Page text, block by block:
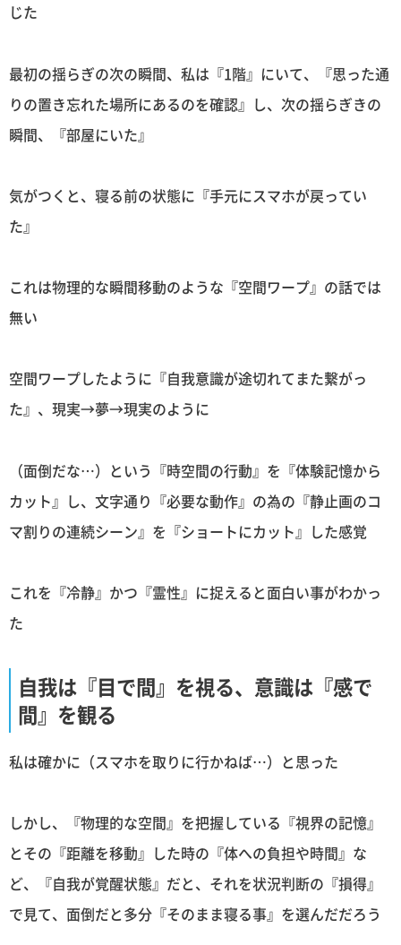
じた
最初の揺らぎの次の瞬間、私は『1階』にいて、『思った通
りの置き忘れた場所にあるのを確認』し、次の揺らぎきの
瞬間、『部屋にいた』
気がつくと、寝る前の状態に『手元にスマホが戻ってい
た』
これは物理的な瞬間移動のような『空間ワープ』の話では
無い
空間ワープしたように『自我意識が途切れてまた繋がっ
た』、現実→夢→現実のように
（面倒だな…）という『時空間の行動』を『体験記憶から
カット』し、文字通り『必要な動作』の為の『静止画のコ
マ割りの連続シーン』を『ショートにカット』した感覚
これを『冷静』かつ『霊性』に捉えると面白い事がわかっ
た
自我は『目で間』を視る、意識は『感で
間』を観る
私は確かに（スマホを取りに行かねば…）と思った
しかし、『物理的な空間』を把握している『視界の記憶』
とその『距離を移動』した時の『体への負担や時間』な
ど、『自我が覚醒状態』だと、それを状況判断の『損得』
で見て、面倒だと多分『そのまま寝る事』を選んだだろう